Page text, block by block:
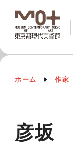
ホーム 作家
彦坂